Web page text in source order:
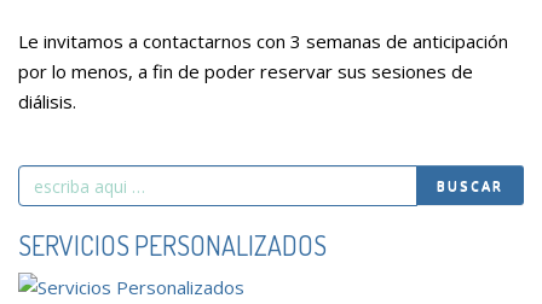
Le invitamos a contactarnos con 3 semanas de anticipación
por lo menos, a fin de poder reservar sus sesiones de
diálisis.
Search
for
BUSCAR
SERVICIOS PERSONALIZADOS